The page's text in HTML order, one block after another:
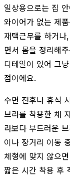
일상용으로는 집
와이어가 없는 제
재택근무를 하거
면서 몸을 정리해
디테일이 있어 그
점이에요.
수면 전후나 휴식
브라를 착용한 채
라보다 부드러운
이나 장거리 이동
체형에 맞지 않으
짧은 시간 착용 후